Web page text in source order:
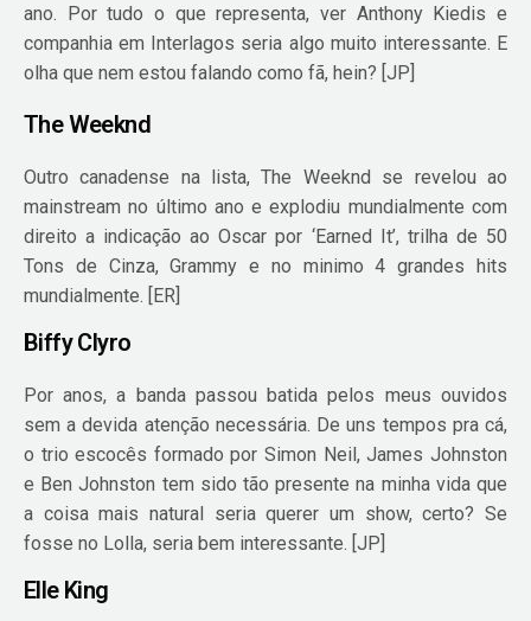
ano. Por tudo o que representa, ver Anthony Kiedis e
companhia em Interlagos seria algo muito interessante. E
olha que nem estou falando como fã, hein? [JP]
The Weeknd
Outro canadense na lista, The Weeknd se revelou ao
mainstream no último ano e explodiu mundialmente com
direito a indicação ao Oscar por ‘Earned It’, trilha de 50
Tons de Cinza, Grammy e no minimo 4 grandes hits
mundialmente. [ER]
Biffy Clyro
Por anos, a banda passou batida pelos meus ouvidos
sem a devida atenção necessária. De uns tempos pra cá,
o trio escocês formado por Simon Neil, James Johnston
e Ben Johnston tem sido tão presente na minha vida que
a coisa mais natural seria querer um show, certo? Se
fosse no Lolla, seria bem interessante. [JP]
Elle King